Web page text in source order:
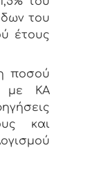
του
έτους
ποσού
με ΚΑ
και